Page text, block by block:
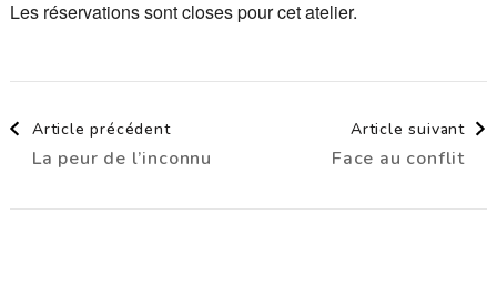
Les réservations sont closes pour cet atelier.
Navigation
d'article
Article précédent
La peur de l’inconnu
Article suivant
Face au conflit